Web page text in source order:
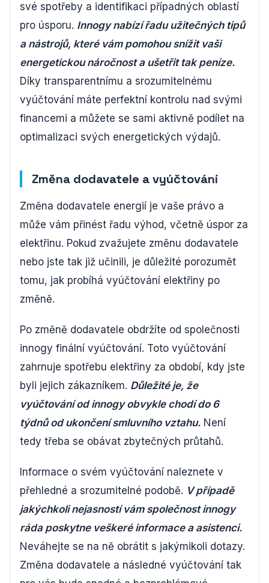
své spotřeby a identifikaci případných oblastí
pro úsporu. Innogy nabízí řadu užitečných tipů
a nástrojů, které vám pomohou snížit vaši
energetickou náročnost a ušetřit tak peníze.
Díky transparentnímu a srozumitelnému
vyúčtování máte perfektní kontrolu nad svými
financemi a můžete se sami aktivně podílet na
optimalizaci svých energetických výdajů.
Změna dodavatele a vyúčtování
Změna dodavatele energií je vaše právo a
může vám přinést řadu výhod, včetně úspor za
elektřinu. Pokud zvažujete změnu dodavatele
nebo jste tak již učinili, je důležité porozumět
tomu, jak probíhá vyúčtování elektřiny po
změně.
Po změně dodavatele obdržíte od společnosti
innogy finální vyúčtování. Toto vyúčtování
zahrnuje spotřebu elektřiny za období, kdy jste
byli jejich zákazníkem. Důležité je, že
vyúčtování od innogy obvykle chodí do 6
týdnů od ukončení smluvního vztahu. Není
tedy třeba se obávat zbytečných průtahů.
Informace o svém vyúčtování naleznete v
přehledné a srozumitelné podobě. V případě
jakýchkoli nejasností vám společnost innogy
ráda poskytne veškeré informace a asistenci.
Neváhejte se na ně obrátit s jakýmikoli dotazy.
Změna dodavatele a následné vyúčtování tak